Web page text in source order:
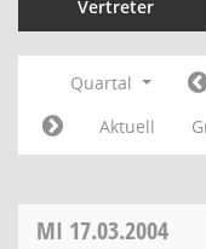
Vertreter
Quartal
Aktuell
MI 17.03.2004